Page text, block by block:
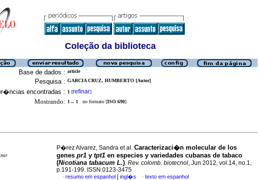
Coleção da biblioteca
Base de dados : article
Pesquisa : GARCIA CRUZ, HUMBERTO [Autor]
encontradas : 1 [refinar]
Mostrando: 1 .. 1 no formato [ISO 690]
P�rez Alvarez, Sandra et al. Caracterizaci�n molecular de los
genes pr1 y tpt1 en especies y variedades cubanas de tabaco
(Nicotiana tabacum L.). Rev. colomb. biotecnol, Jun 2012, vol.14, no.1,
p.191-199. ISSN 0123-3475
· resumo em espanhol ingl�s · texto em espanhol